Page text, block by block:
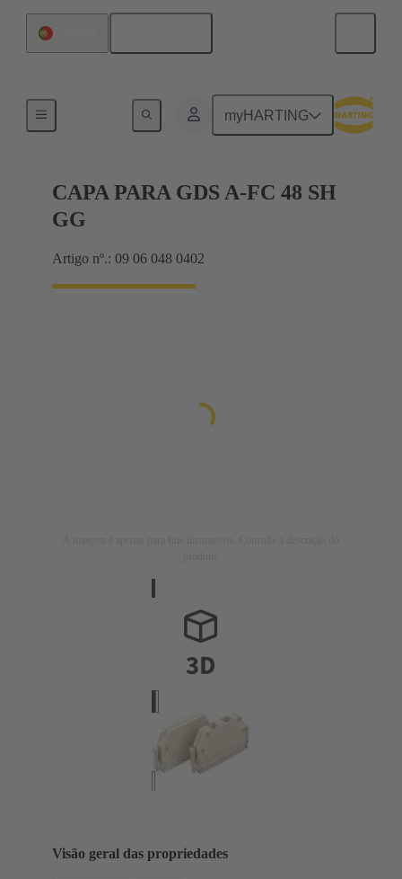
myHARTING
CAPA PARA GDS A-FC 48 SH
GG
Artigo nº.: 09 06 048 0402
Visão geral das propriedades